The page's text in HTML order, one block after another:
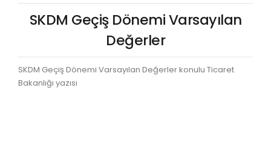
SKDM Geçiş Dönemi Varsayılan
Değerler
SKDM Geçiş Dönemi Varsayılan Değerler konulu Ticaret
Bakanlığı yazısı